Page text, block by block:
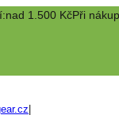
nad 1.500 KčPři